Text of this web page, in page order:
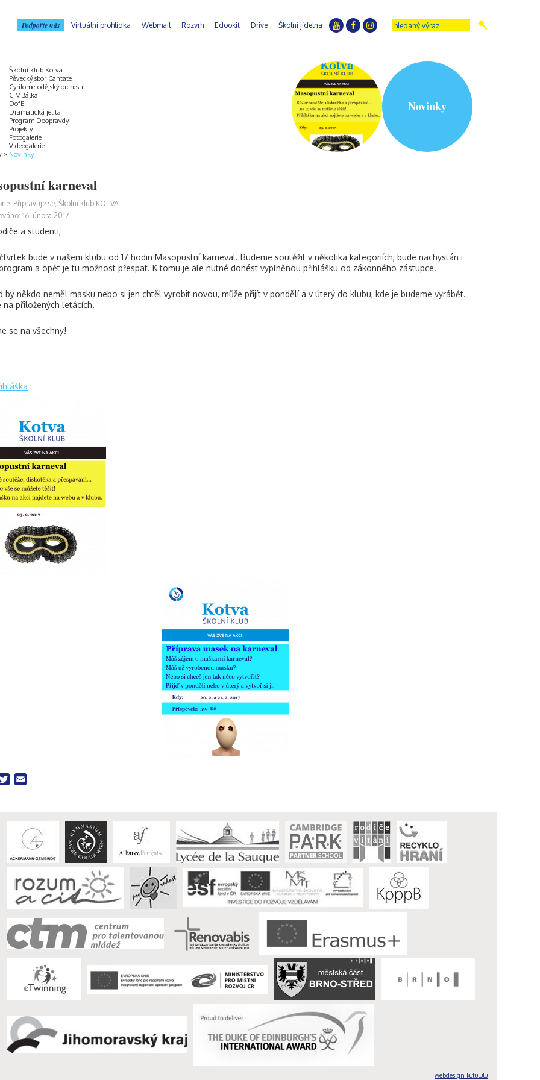
Podpořte nás Virtuální prohlídka Webmail Rozvrh Edookit Drive Školní jídelna
Školní klub Kotva
Pěvecký sbor Cantate
Cyrilometodějský orchestr
CiMBálka
DofE
Dramatická jelita
Program Doopravdy
Projekty
Fotogalerie
Videogalerie
Novinky
Novinky
karneval
Připravuje se, Školní klub KOTVA
16. února 2017
a studenti,
bude v našem klubu od 17 hodin Masopustní karneval. Budeme soutěžit v několika kategoriích, bude nachystán i
a opět je tu možnost přespat. K tomu je ale nutné donést vyplněnou přihlášku od zákonného zástupce.
by někdo neměl masku nebo si jen chtěl vyrobit novou, může přijít v pondělí a v úterý do klubu, kde je budeme vyrábět.
na přiložených letácích.
se na všechny!
Twitter
webdesign kutululu